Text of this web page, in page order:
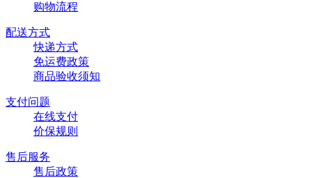
购物流程
配送方式
快递方式
免运费政策
商品验收须知
支付问题
在线支付
价保规则
售后服务
售后政策